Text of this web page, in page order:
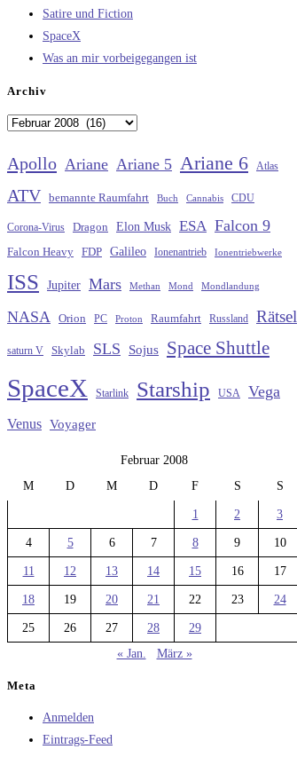
Satire und Fiction
SpaceX
Was an mir vorbeigegangen ist
Archiv
Archiv
Apollo Ariane Ariane 5 Ariane 6 Atlas
ATV bemannte Raumfahrt Buch Cannabis CDU
Corona-Virus Dragon Elon Musk ESA Falcon 9
Falcon Heavy FDP Galileo Ionenantrieb Ionentriebwerke
ISS Jupiter Mars Methan Mond Mondlandung
NASA Orion PC Proton Raumfahrt Russland Rätsel
saturn V Skylab SLS Sojus Space Shuttle
SpaceX Starlink Starship USA Vega
Venus Voyager
Februar 2008
M
D M D F S S
1 2 3
4 5 6 7 8 9 10
11 12 13 14 15 16 17
18 19 20 21 22 23 24
25 26 27 28
29
« Jan.
März »
Meta
Anmelden
Eintrags-Feed